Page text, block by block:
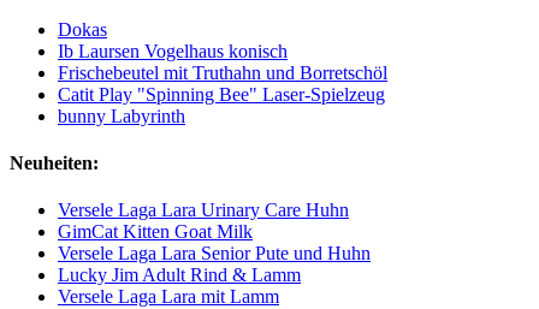
Dokas
Ib Laursen Vogelhaus konisch
Frischebeutel mit Truthahn und Borretschöl
Catit Play "Spinning Bee" Laser-Spielzeug
bunny Labyrinth
Neuheiten:
Versele Laga Lara Urinary Care Huhn
GimCat Kitten Goat Milk
Versele Laga Lara Senior Pute und Huhn
Lucky Jim Adult Rind & Lamm
Versele Laga Lara mit Lamm